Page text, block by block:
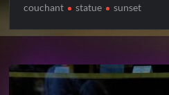
couchant
statue sunset